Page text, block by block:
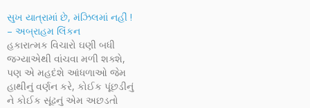
સુખ યાત્રામાં છે, મંઝિલમાં નહીં !
– અબ્રાહમ લિંકન
હકારાત્મક વિચારો ઘણી બધી
જગ્યાએથી વાંચવા મળી શક્શે,
પણ એ મહદંશે આંધળાઓ જેમ
હાથીનું વર્ણન કરે, કોઈક પૂંછડીનું
ને કોઈક સૂંઢનું એમ અછડતો